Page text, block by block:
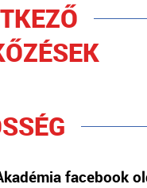
facebook